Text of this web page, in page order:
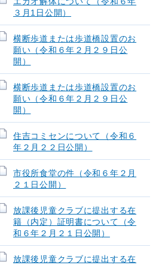
３月1日公開）
横断歩道または歩道橋設置のお
願い（令和６年２月２９日公
開）
横断歩道または歩道橋設置のお
願い（令和６年２月２９日公
開）
住吉コミセンについて（令和６
年２月２２日公開）
市役所食堂の件（令和６年２月
２１日公開）
放課後児童クラブに提出する在
籍（内定）証明書について（令
和６年２月２１日公開）
放課後児童クラブに提出する在